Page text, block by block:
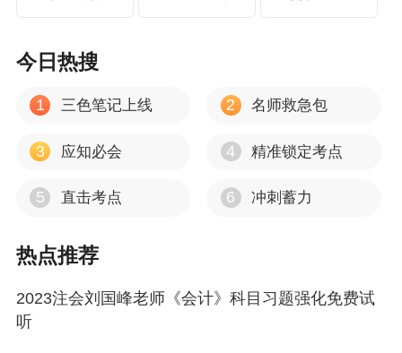
今日热搜
1 三色笔记上线 2 名师救急包
3 应知必会 4 精准锁定考点
5 直击考点 6 冲刺蓄力
热点推荐
2023注会刘国峰老师《会计》科目习题强化免费试
听